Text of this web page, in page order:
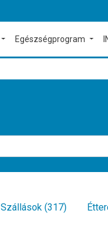
Egészségprogram
Szállások (317)